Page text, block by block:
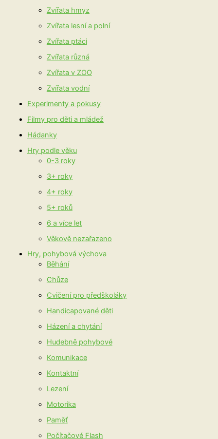
Zvířata hmyz
Zvířata lesní a polní
Zvířata ptáci
Zvířata různá
Zvířata v ZOO
Zvířata vodní
Experimenty a pokusy
Filmy pro děti a mládež
Hádanky
Hry podle věku
0-3 roky
3+ roky
4+ roky
5+ roků
6 a více let
Věkově nezařazeno
Hry, pohybová výchova
Běhání
Chůze
Cvičení pro předškoláky
Handicapované děti
Házení a chytání
Hudebně pohybové
Komunikace
Kontaktní
Lezení
Motorika
Paměť
Počítačové Flash